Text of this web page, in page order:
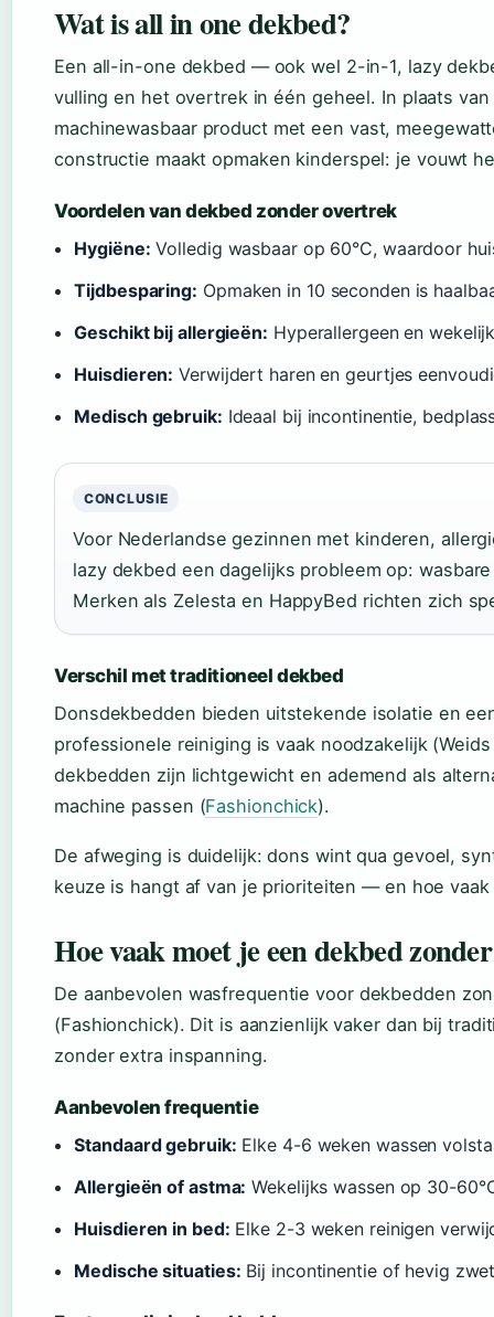
Wat is all in one dekbed?
Een all-in-one dekbed — ook wel 2-in-1, lazy
vulling en het overtrek in één geheel. In plaats
machinewasbaar product met een vast,
constructie maakt opmaken kinderspel: je vouwt
Voordelen van dekbed zonder overtrek
Hygiëne: Volledig wasbaar op 60°C, waardoor
Tijdbesparing: Opmaken in 10 seconden is
Geschikt bij allergieën: Hyperallergeen en
Huisdieren: Verwijdert haren en geurtjes
Medisch gebruik: Ideaal bij incontinentie,
CONCLUSIE
Voor Nederlandse gezinnen met kinderen,
lazy dekbed een dagelijks probleem op:
Merken als Zelesta en HappyBed richten zich
Verschil met traditioneel dekbed
Donsdekbedden bieden uitstekende isolatie en
professionele reiniging is vaak noodzakelijk
dekbedden zijn lichtgewicht en ademend als
machine passen (Fashionchick).
De afweging is duidelijk: dons wint qua gevoel,
keuze is hangt af van je prioriteiten — en hoe
Hoe vaak moet je een dekbed zonder
De aanbevolen wasfrequentie voor dekbedden
(Fashionchick). Dit is aanzienlijk vaker dan bij
zonder extra inspanning.
Aanbevolen frequentie
Standaard gebruik: Elke 4-6 weken wassen
Allergieën of astma: Wekelijks wassen op 30-
Huisdieren in bed: Elke 2-3 weken reinigen
Medische situaties: Bij incontinentie of hevig